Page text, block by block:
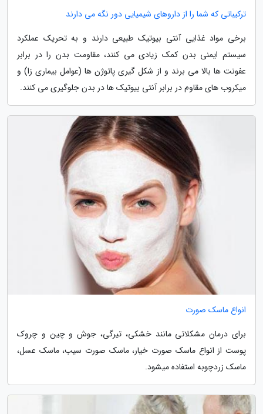
ترکیباتی که شما را از داروهای شیمیایی دور نگه می دارند
برخی مواد غذایی آنتی بیوتیک طبیعی دارند و به تحریک عملکرد
سیستم ایمنی بدن کمک زیادی می کنند، مقاومت بدن را در برابر
عفونت ها بالا می برند و از شکل گیری پاتوژن ها (عوامل بیماری زا) و
میکروب های مقاوم در برابر آنتی بیوتیک ها در بدن جلوگیری می کنند.
انواع ماسک صورت
برای درمان مشکلاتی مانند خشکی، تیرگی، جوش و چین و چروک
پوست از انواع ماسک صورت خیار، ماسک صورت سیب، ماسک عسل،
ماسک زردچوبه استفاده میشود.